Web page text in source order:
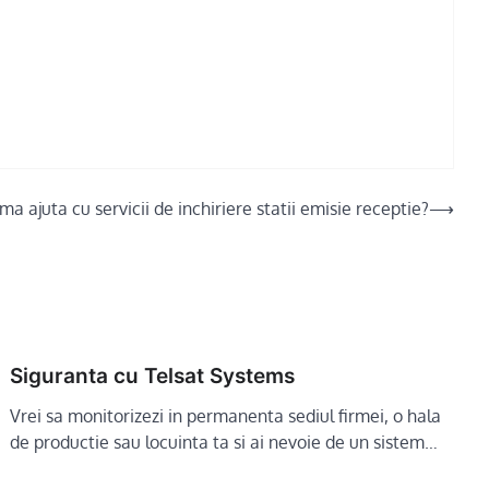
ajuta cu servicii de inchiriere statii emisie receptie?⟶
Siguranta cu Telsat Systems
Vrei sa monitorizezi in permanenta sediul firmei, o hala
de productie sau locuinta ta si ai nevoie de un sistem…